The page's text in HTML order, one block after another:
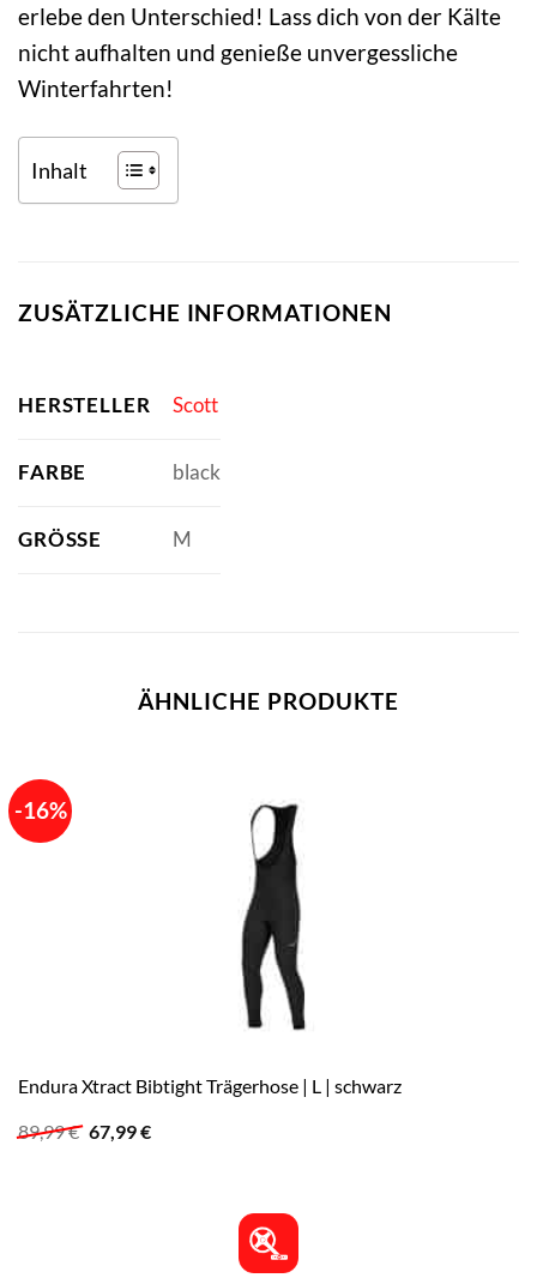
erlebe den Unterschied! Lass dich von der Kälte
nicht aufhalten und genieße unvergessliche
Winterfahrten!
Inhalt
ZUSÄTZLICHE INFORMATIONEN
HERSTELLER Scott
FARBE black
GRÖSSE M
ÄHNLICHE PRODUKTE
-16%
Endura Xtract Bibtight Trägerhose | L | schwarz
89,99€ Ursprünglicher
Preis
67,99€Aktueller